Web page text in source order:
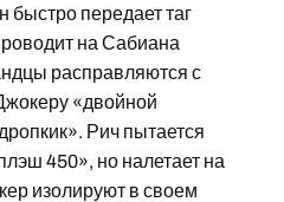
быстро передает таг
на Сабиана
расправляются с
«двойной
Рич пытается
450», но налетает на
изолируют в своем